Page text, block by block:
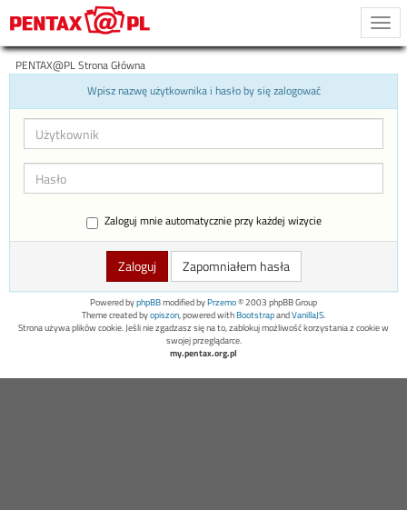
PENTAX@PL Strona Główna
Wpisz nazwę użytkownika i hasło by się zalogować
Zaloguj mnie automatycznie przy każdej wizycie
Zapomniałem hasła
Powered byphpBBmodified byPrzemo© 2003 phpBB Group
Theme created byopiszon, powered withBootstrapandVanillaJS.
Strona używa plików cookie. Jeśli nie zgadzasz się na to, zablokuj możliwość korzystania z cookie w
swojej przeglądarce.
my.pentax.org.pl